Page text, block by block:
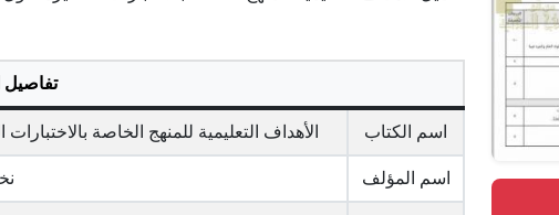
تفاصيل
اسم الكتاب الأهداف التعليمية للمنهج الخاصة
اسم المؤلف